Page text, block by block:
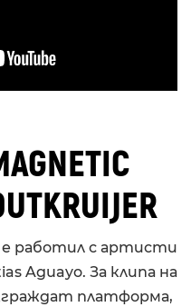
работил с артисти
Aguayo. За клипа на
платформа,